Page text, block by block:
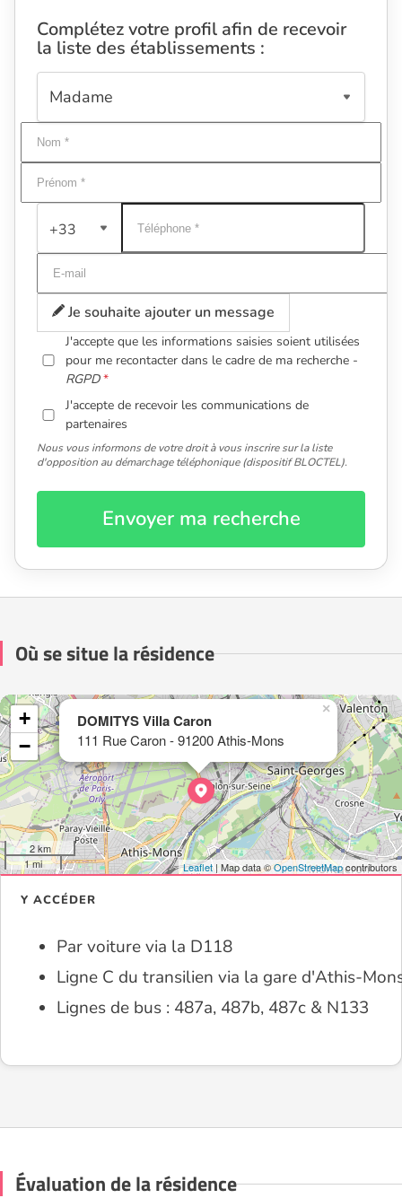
Complétez votre profil afin de recevoir
la liste des établissements :
+33
Je souhaite ajouter un message
J'accepte que les informations saisies soient utilisées
pour me recontacter dans le cadre de ma recherche -
RGPD
J'accepte de recevoir les communications de
partenaires
Nous vous informons de votre droit à vous inscrire sur la liste
d'opposition au démarchage téléphonique (dispositif BLOCTEL).
Envoyer ma recherche
Où se situe la résidence
DOMITYS Villa Caron
111 Rue Caron - 91200 Athis-Mons
×
+
−
2 km
1 mi
Leaflet| Map data ©OpenStreetMapcontributors
Y ACCÉDER
Par voiture via la D118
Ligne C du transilien via la gare d'Athis-
Lignes de bus : 487a, 487b, 487c & N133
Évaluation de la résidence